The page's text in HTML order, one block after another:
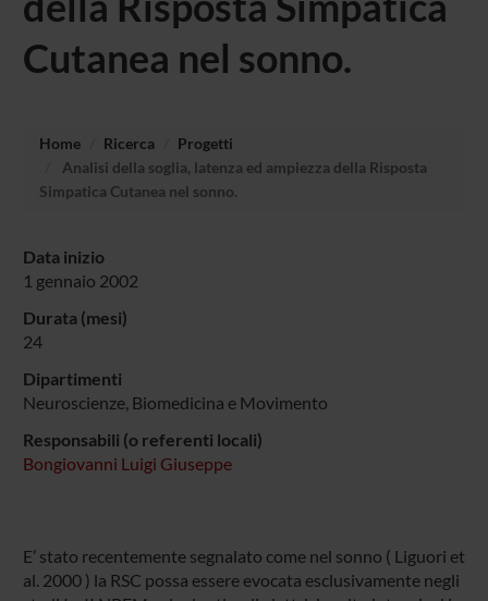
Cutanea nel sonno.
Home Ricerca
Progetti
Analisi della soglia, latenza ed ampiezza della Risposta
Simpatica Cutanea nel sonno.
Data inizio
1 gennaio 2002
Durata (mesi)
24
Dipartimenti
Neuroscienze, Biomedicina e Movimento
Responsabili (o referenti locali)
Bongiovanni Luigi Giuseppe
E’ stato recentemente segnalato come nel sonno ( Liguori et
al. 2000 ) la RSC possa essere evocata esclusivamente negli